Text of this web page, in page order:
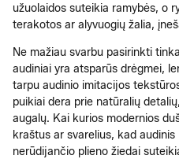
užuolaidos suteikia ramybės, o
terakotos ar alyvuogių žalia,
Ne mažiau svarbu pasirinkti
audiniai yra atsparūs drėgmei,
tarpu audinio imitacijos
puikiai dera prie natūralių
augalų. Kai kurios modernios
kraštus ar svarelius, kad
nerūdijančio plieno žiedai